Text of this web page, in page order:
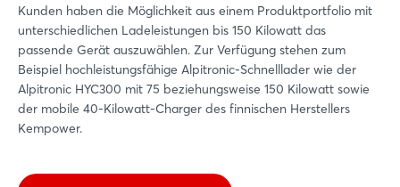
Kunden haben die Möglichkeit aus einem Produktportfolio mit
unterschiedlichen Ladeleistungen bis 150 Kilowatt das
passende Gerät auszuwählen. Zur Verfügung stehen zum
Beispiel hochleistungsfähige Alpitronic-Schnelllader wie der
Alpitronic HYC300 mit 75 beziehungsweise 150 Kilowatt sowie
der mobile 40-Kilowatt-Charger des finnischen Herstellers
Kempower.